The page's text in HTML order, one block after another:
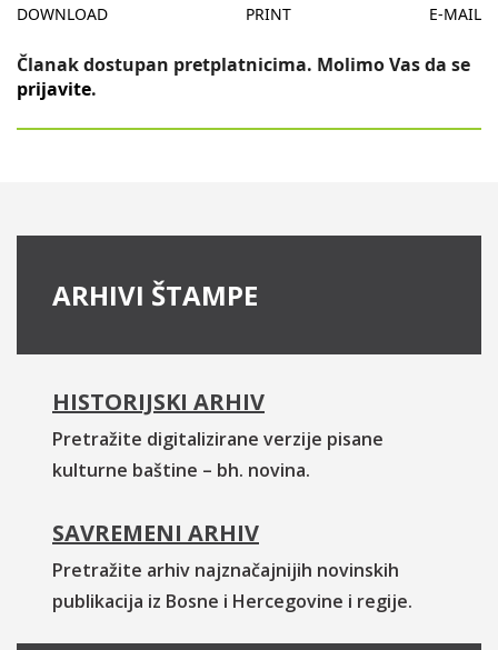
DOWNLOAD PRINT E-MAIL
Članak dostupan pretplatnicima. Molimo Vas da se
prijavite.
ARHIVI ŠTAMPE
HISTORIJSKI ARHIV
Pretražite digitalizirane verzije pisane
kulturne baštine – bh. novina.
SAVREMENI ARHIV
Pretražite arhiv najznačajnijih novinskih
publikacija iz Bosne i Hercegovine i regije.